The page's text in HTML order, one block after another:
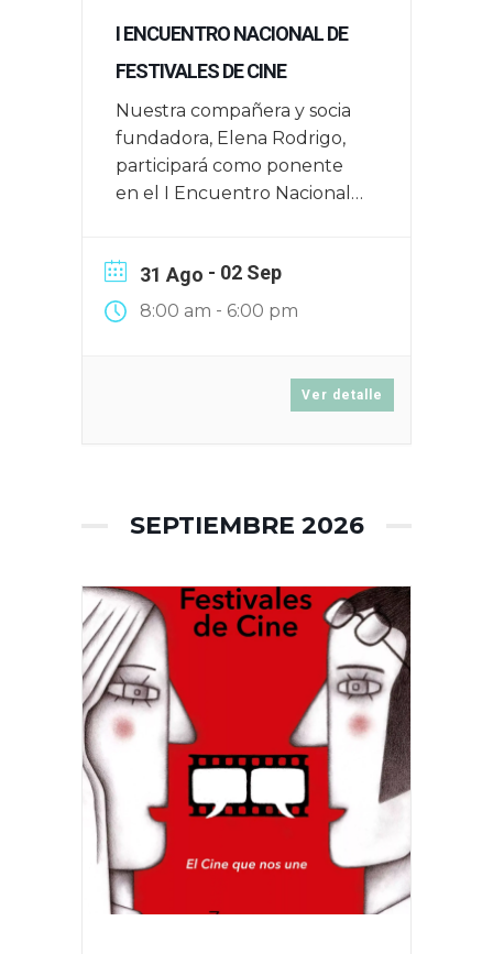
I ENCUENTRO NACIONAL DE
FESTIVALES DE CINE
Nuestra compañera y socia
fundadora, Elena Rodrigo,
participará como ponente
en el I Encuentro Nacional
16, 17 y 18 de junio de 2025
31 Ago - 02 Sep
8:00 am - 6:00 pm
Ver detalle
SEPTIEMBRE 2026